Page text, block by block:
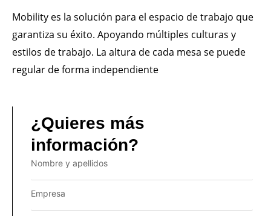
Mobility es la solución para el espacio de trabajo que
garantiza su éxito. Apoyando múltiples culturas y
estilos de trabajo. La altura de cada mesa se puede
regular de forma independiente
¿Quieres más
información?